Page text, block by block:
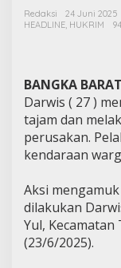
Redaksi
24 Juni 2025
HEADLINE, HUKRIM
BANGKA BARAT
Darwis ( 27 )
tajam dan
perusakan.
kendaraan
Aksi
dilakukan
Yul,
(23/6/2025).